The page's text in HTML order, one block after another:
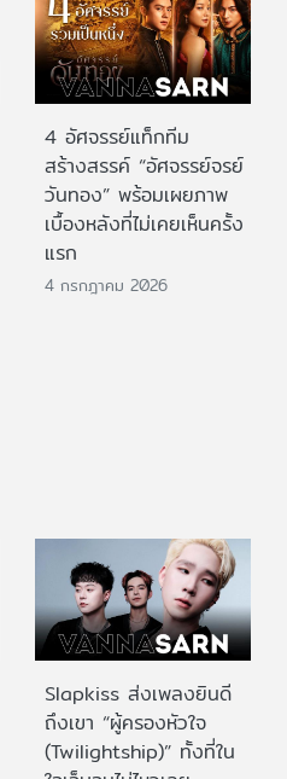
4 อัศจรรย์แท็กทีม
สร้างสรรค์ “อัศจรรย์จรย์
วันทอง” พร้อมเผยภาพ
เบื้องหลังที่ไม่เคยเห็นครั้ง
แรก
4 กรกฎาคม 2026
Slapkiss ส่งเพลงยินดี
ถึงเขา “ผู้ครองหัวใจ
(Twilightship)” ทั้งที่ใน